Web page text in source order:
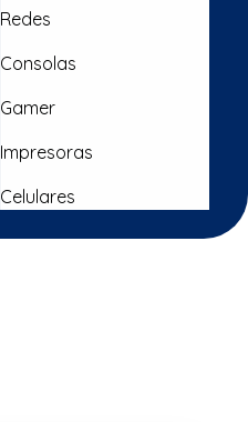
Redes
Consolas
Gamer
Impresoras
Celulares